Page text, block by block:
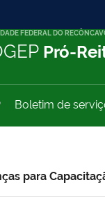
FEDERAL DO
Pró-
Boletim de
para